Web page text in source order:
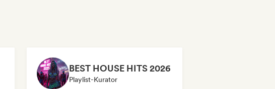
BEST HOUSE HITS 2026
Playlist-Kurator